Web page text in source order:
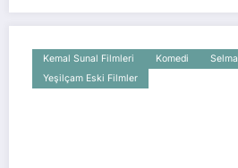
Kemal Sunal Filmleri Komedi
Yeşilçam Eski Filmler